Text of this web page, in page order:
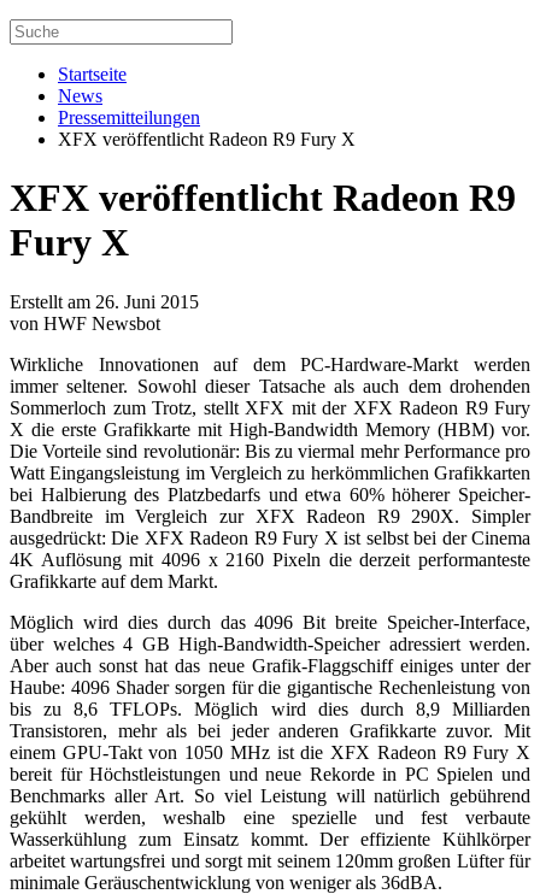
Startseite
News
Pressemitteilungen
XFX veröffentlicht Radeon R9 Fury X
XFX veröffentlicht Radeon R9
Fury X
Erstellt am 26. Juni 2015
von HWF Newsbot
Wirkliche Innovationen auf dem PC-Hardware-Markt werden
immer seltener. Sowohl dieser Tatsache als auch dem drohenden
Sommerloch zum Trotz, stellt XFX mit der XFX Radeon R9 Fury
X die erste Grafikkarte mit High-Bandwidth Memory (HBM) vor.
Die Vorteile sind revolutionär: Bis zu viermal mehr Performance pro
Watt Eingangsleistung im Vergleich zu herkömmlichen Grafikkarten
bei Halbierung des Platzbedarfs und etwa 60% höherer Speicher-
Bandbreite im Vergleich zur XFX Radeon R9 290X. Simpler
ausgedrückt: Die XFX Radeon R9 Fury X ist selbst bei der Cinema
4K Auflösung mit 4096 x 2160 Pixeln die derzeit performanteste
Grafikkarte auf dem Markt.
Möglich wird dies durch das 4096 Bit breite Speicher-Interface,
über welches 4 GB High-Bandwidth-Speicher adressiert werden.
Aber auch sonst hat das neue Grafik-Flaggschiff einiges unter der
Haube: 4096 Shader sorgen für die gigantische Rechenleistung von
bis zu 8,6 TFLOPs. Möglich wird dies durch 8,9 Milliarden
Transistoren, mehr als bei jeder anderen Grafikkarte zuvor. Mit
einem GPU-Takt von 1050 MHz ist die XFX Radeon R9 Fury X
bereit für Höchstleistungen und neue Rekorde in PC Spielen und
Benchmarks aller Art. So viel Leistung will natürlich gebührend
gekühlt werden, weshalb eine spezielle und fest verbaute
Wasserkühlung zum Einsatz kommt. Der effiziente Kühlkörper
arbeitet wartungsfrei und sorgt mit seinem 120mm großen Lüfter für
minimale Geräuschentwicklung von weniger als 36dBA.